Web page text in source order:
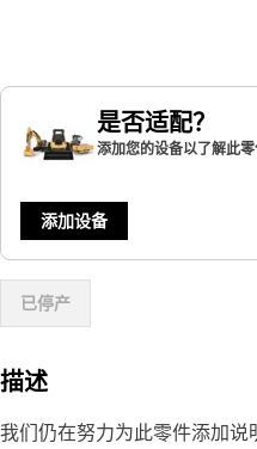
是否适配？
添加您的设备以了解此
添加设备
已停产
描述
我们仍在努力为此零件添加说